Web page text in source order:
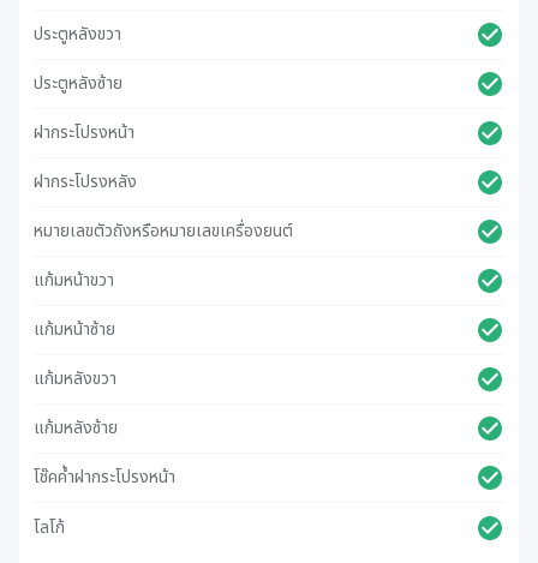
ประตูหลังขวา
ประตูหลังซ้าย
ฝากระโปรงหน้า
ฝากระโปรงหลัง
หมายเลขตัวถังหรือหมายเลขเครื่องยนต์
แก้มหน้าขวา
แก้มหน้าซ้าย
แก้มหลังขวา
แก้มหลังซ้าย
โช๊คค้ำฝากระโปรงหน้า
โลโก้